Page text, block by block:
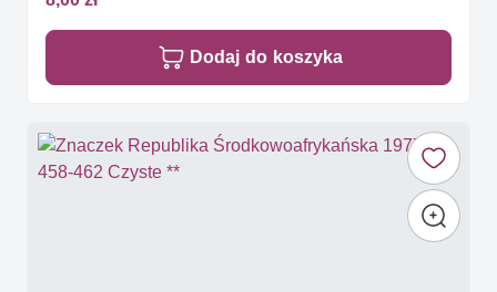
Dodaj do koszyka